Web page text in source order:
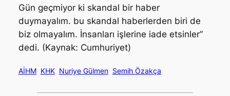
Gün geçmiyor ki skandal bir haber
duymayalım. bu skandal haberlerden biri de
biz olmayalım. İnsanları işlerine iade etsinler”
dedi. (Kaynak: Cumhuriyet)
AİHM KHK Nuriye Gülmen Semih Özakça